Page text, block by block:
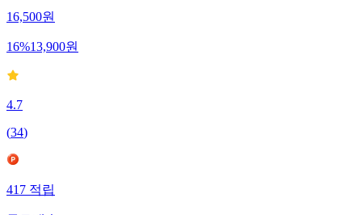
16,500원
16%13,900원
4.7
(34)
417적립